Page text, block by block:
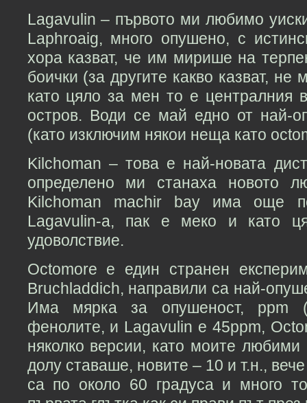
Lagavulin – първото ми любимо
Laphroaig, много опушено, с
хора казват, че им мирише на
боички (за другите какво казват,
като цяло за мен то е централния
остров. Води се май едно от най-
(като изключим някои неща като
Kilchoman – това е най-новата
определено ми станаха новото
Kilchoman machir bay има още
Lagavulin-а, пак е меко и като
удоволствие.
Octomore е един странен
Bruchladdich, направили са най-
Има мярка за опушеност, ppm
фенолите, и Lagavulin е 45ppm,
няколко версии, като моите
долу ставаше, новите – 10 и т.н.,
са по около 60 градуса и много